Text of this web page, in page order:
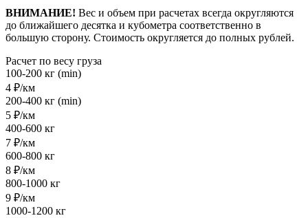
ВНИМАНИЕ! Вес и объем при расчетах всегда округляются
до ближайшего десятка и кубометра соответственно в
большую сторону. Стоимость округляется до полных рублей.
Расчет по весу груза
100-200 кг (min)
4 ₽/км
200-400 кг (min)
5 ₽/км
400-600 кг
7 ₽/км
600-800 кг
8 ₽/км
800-1000 кг
9 ₽/км
1000-1200 кг